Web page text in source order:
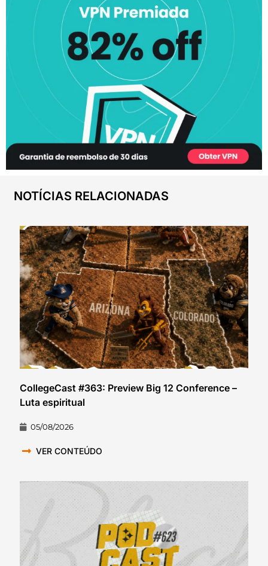
NOTÍCIAS RELACIONADAS
CollegeCast #363: Preview Big 12 Conference –
Luta espiritual
05/08/2026
VER CONTEÚDO